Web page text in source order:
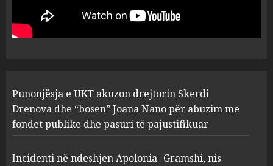
1
“bosen” Joana Nano për
abuzim me fondet publike dhe
pasuri të pajustifikuar
2
Apolonia- Gramshi, nis
procedim penal për Koço
Kokëdhimën (VIDEO)
MARCH 27, 2025
Punonjësja e UKT akuzon drejtorin Skerdi
Drenova dhe “bosen” Joana Nano për abuzim me
fondet publike dhe pasuri të pajustifikuar
Incidenti në ndeshjen Apolonia- Gramshi, nis